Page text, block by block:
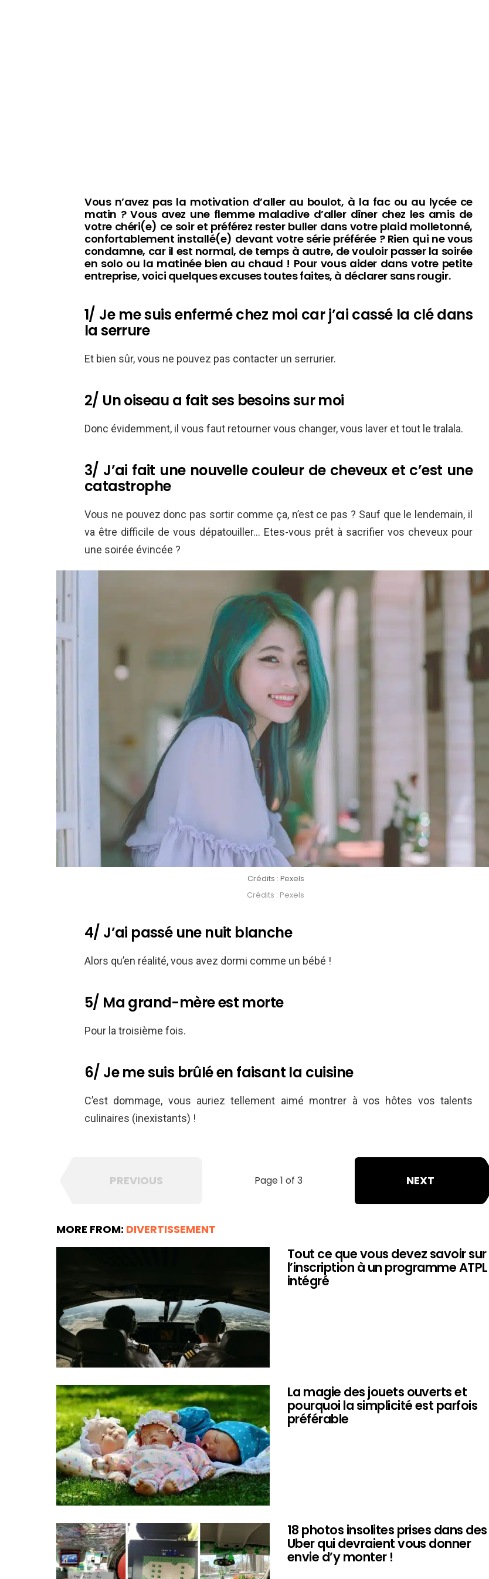
Vous n’avez pas la motivation d’aller au boulot, à la fac ou au lycée ce
matin ? Vous avez une flemme maladive d’aller dîner chez les amis de
votre chéri(e) ce soir et préférez rester buller dans votre plaid molletonné,
confortablement installé(e) devant votre série préférée ? Rien qui ne vous
condamne, car il est normal, de temps à autre, de vouloir passer la soirée
en solo ou la matinée bien au chaud ! Pour vous aider dans votre petite
entreprise, voici quelques excuses toutes faites, à déclarer sans rougir.
1/ Je me suis enfermé chez moi car j’ai cassé la clé dans
la serrure
Et bien sûr, vous ne pouvez pas contacter un serrurier.
2/ Un oiseau a fait ses besoins sur moi
Donc évidemment, il vous faut retourner vous changer, vous laver et tout le tralala.
3/ J’ai fait une nouvelle couleur de cheveux et c’est une
catastrophe
Vous ne pouvez donc pas sortir comme ça, n’est ce pas ? Sauf que le lendemain, il
va être difficile de vous dépatouiller… Etes-vous prêt à sacrifier vos cheveux pour
une soirée évincée ?
Crédits : Pexels
Crédits : Pexels
4/ J’ai passé une nuit blanche
Alors qu’en réalité, vous avez dormi comme un bébé !
5/ Ma grand-mère est morte
Pour la troisième fois.
6/ Je me suis brûlé en faisant la cuisine
C’est dommage, vous auriez tellement aimé montrer à vos hôtes vos talents
culinaires (inexistants) !
Page 1 of 3
PREVIOUS NEXT
MORE FROM: DIVERTISSEMENT
Tout ce que vous devez savoir sur
l’inscription à un programme ATPL
intégré
La magie des jouets ouverts et
pourquoi la simplicité est parfois
préférable
18 photos insolites prises dans des
Uber qui devraient vous donner
envie d’y monter !